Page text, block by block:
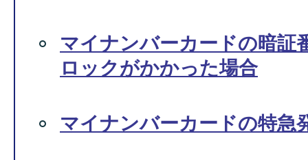
マイナンバーカードの暗証
ロックがかかった場合
マイナンバーカードの特急